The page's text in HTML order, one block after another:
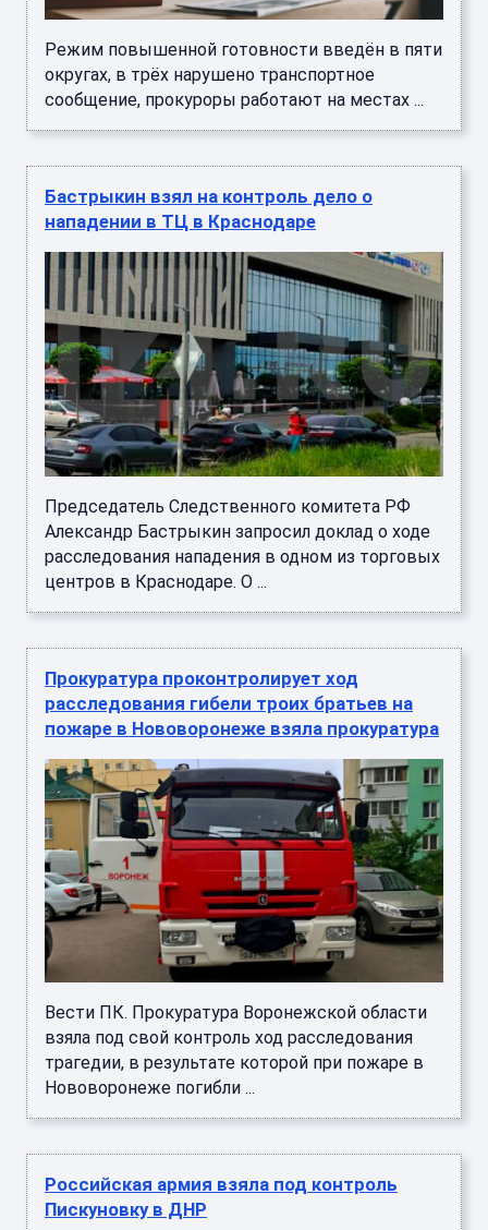
Режим повышенной готовности введён в пяти
округах, в трёх нарушено транспортное
сообщение, прокуроры работают на местах ...
Бастрыкин взял на контроль дело о
нападении в ТЦ в Краснодаре
Председатель Следственного комитета РФ
Александр Бастрыкин запросил доклад о ходе
расследования нападения в одном из торговых
центров в Краснодаре. О ...
Прокуратура проконтролирует ход
расследования гибели троих братьев на
пожаре в Нововоронеже взяла прокуратура
Вести ПК. Прокуратура Воронежской области
взяла под свой контроль ход расследования
трагедии, в результате которой при пожаре в
Нововоронеже погибли ...
Российская армия взяла под контроль
Пискуновку в ДНР